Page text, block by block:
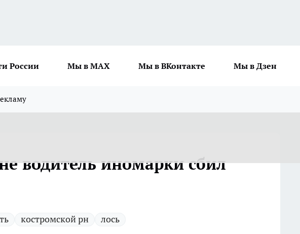
России Мы в MAX Мы в ВКонтакте Мы в Дзен
водитель иномарки сбил
костромской рн лось